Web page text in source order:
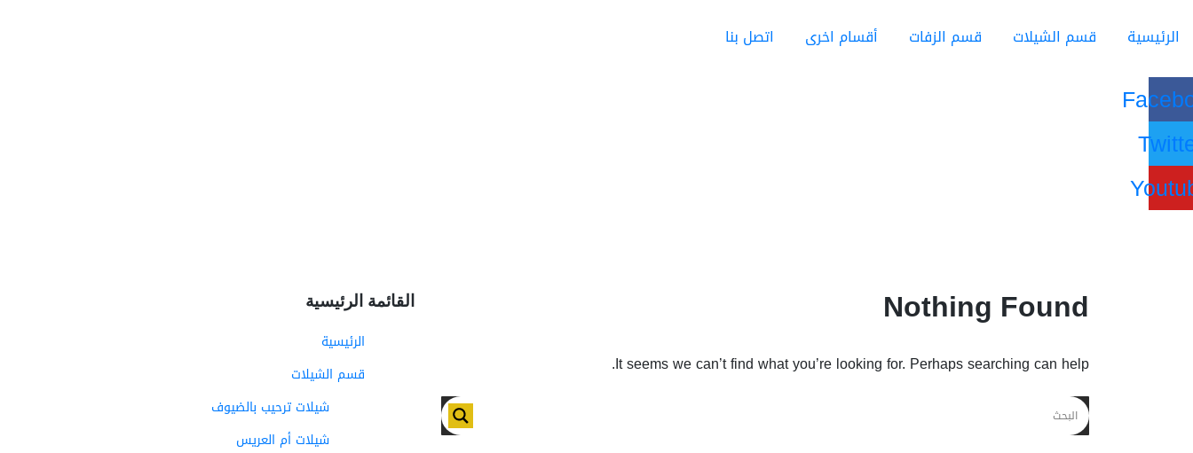
الرئيسية قسم الشيلات قسم الزفات أقسام اخرى اتصل بنا
Nothing Found
It seems we can’t find what you’re looking for. Perhaps searching can help.
القائمة الرئيسية
الرئيسية
قسم الشيلات
شيلات ترحيب بالضيوف
شيلات أم العريس